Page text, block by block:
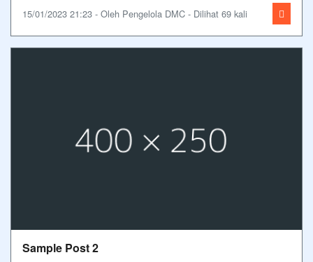
15/01/2023 21:23 - Oleh Pengelola DMC - Dilihat 69 kali
Sample Post 2